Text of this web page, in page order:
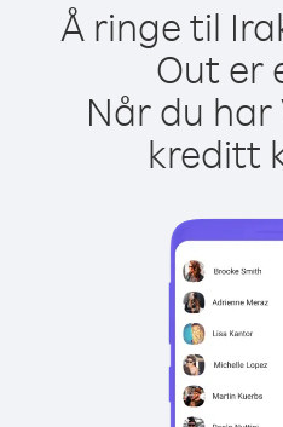
Å ringe til
Out er
Når du
kreditt